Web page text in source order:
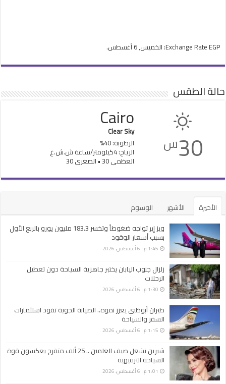
Exchange Rate EGP : الخميس, 6 أغسطس.
حالة الطقس
30س
Cairo
Clear Sky
الرطوبة: 40%
الرياح: 4كيلومتر/ساعة ش.ش.غ
العظمى 30 • الصغرى 30
الأخيرة الأشهر
الوسوم
ويز إير تواجه ضغوطاً وتخسر 183.3 مليون يورو بالربع الأول
بسبب أسعار الوقود
1:45 م | 6 أغسطس، 2026
زلزال جنوب اليابان يختبر جاهزية السياحة دون تعطيل
الرحلات
1:30 م | 6 أغسطس، 2026
طيران أبوظبي يعزز نموه.. الصيانة الجوية تقود استثمارات
السفر والسياحة
1:15 م | 6 أغسطس، 2026
شيرين تشعل صيف العلمين .. 25 ألف متفرج يعكسون قوة
السياحة الترفيهية
1:01 م | 6 أغسطس، 2026